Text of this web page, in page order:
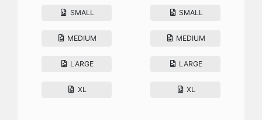
SMALL
MEDIUM
LARGE
XL
SMALL
MEDIUM
LARGE
XL